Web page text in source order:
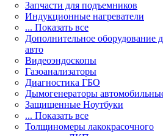
Запчасти для подъемников
Индукционные нагреватели
... Показать все
Дополнительное оборудование
авто
Видеоэндоскопы
Газоанализаторы
Диагностика ГБО
Дымогенераторы
Защищенные Ноутбуки
... Показать все
Толщиномеры лакокрасочного